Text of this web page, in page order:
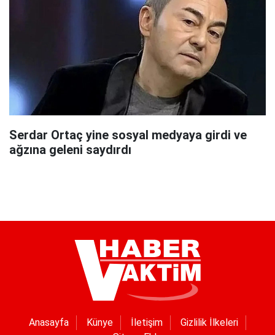
Serdar Ortaç yine sosyal medyaya girdi ve
ağzına geleni saydırdı
Anasayfa Künye İletişim
Gizlilik İlkeleri